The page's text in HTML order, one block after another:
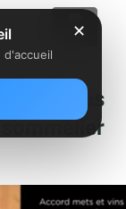
: Vous
✕
d'accueil